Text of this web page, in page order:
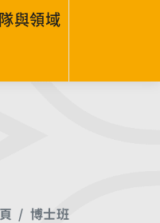
與領域
博士班